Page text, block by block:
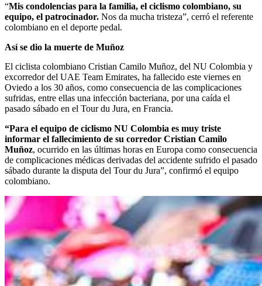
“Mis condolencias para la familia, el ciclismo colombiano, su
equipo, el patrocinador. Nos da mucha tristeza”, cerró el referente
colombiano en el deporte pedal.
Así se dio la muerte de Muñoz
El ciclista colombiano Cristian Camilo Muñoz, del NU Colombia y
excorredor del UAE Team Emirates, ha fallecido este viernes en
Oviedo a los 30 años, como consecuencia de las complicaciones
sufridas, entre ellas una infección bacteriana, por una caída el
pasado sábado en el Tour du Jura, en Francia.
“Para el equipo de ciclismo NU Colombia es muy triste
informar el fallecimiento de su corredor Cristian Camilo
Muñoz, ocurrido en las últimas horas en Europa como consecuencia
de complicaciones médicas derivadas del accidente sufrido el pasado
sábado durante la disputa del Tour du Jura”, confirmó el equipo
colombiano.